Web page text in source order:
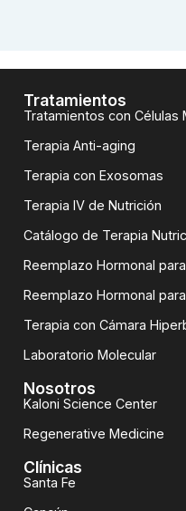
Tratamientos
Tratamientos con Células
Terapia Anti-aging
Terapia con Exosomas
Terapia IV de Nutrición
Catálogo de Terapia
Reemplazo Hormonal
Reemplazo Hormonal
Terapia con Cámara
Laboratorio Molecular
Nosotros
Kaloni Science Center
Regenerative Medicine
Clínicas
Santa Fe